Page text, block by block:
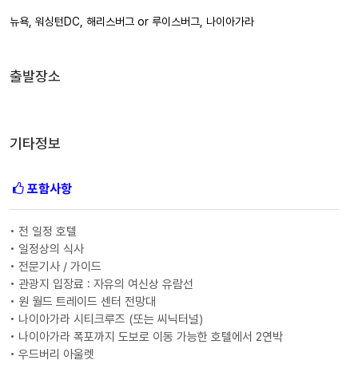
뉴욕, 워싱턴DC, 해리스버그 or 루이스버그, 나이아가라
출발장소
기타정보
포함사항
• 전 일정 호텔
• 일정상의 식사
• 전문기사 / 가이드
• 관광지 입장료 : 자유의 여신상 유람선
• 원 월드 트레이드 센터 전망대
• 나이아가라 시티크루즈 (또는 씨닉터널)
• 나이아가라 폭포까지 도보로 이동 가능한 호텔에서 2연박
• 우드버리 아울렛